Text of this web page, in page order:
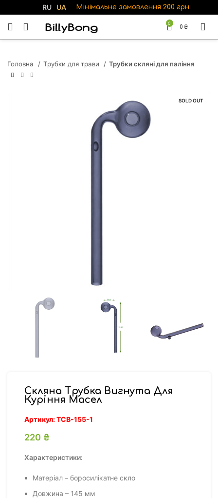
RU UA Мінімальне замовлення 200 грн
0
0 ₴
Головна Трубки для трави Трубки скляні для паління
SOLD OUT
Скляна Трубка Вигнута Для
Куріння Масел
Артикул:ТСВ-155-1
220 ₴
Характеристики:
Матеріал – боросилікатне скло
Довжина – 145 мм